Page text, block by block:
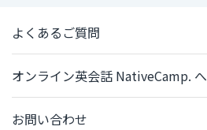
よくあるご質問
オンライン英会話 NativeCamp. へ
お問い合わせ